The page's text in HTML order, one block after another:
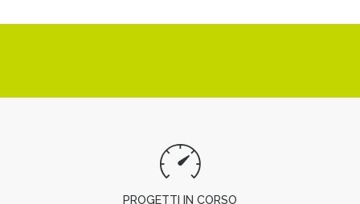
PROGETTI IN CORSO